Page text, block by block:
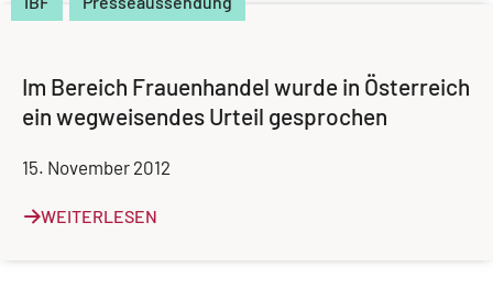
Im Bereich Frauenhandel wurde in Österreich
ein wegweisendes Urteil gesprochen
15. November 2012
WEITERLESEN